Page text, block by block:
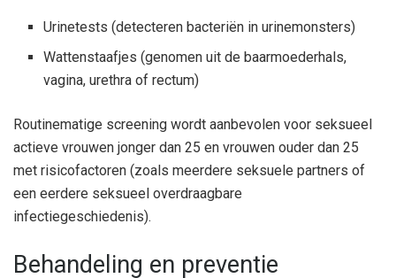
Urinetests (detecteren bacteriën in urinemonsters)
Wattenstaafjes (genomen uit de baarmoederhals,
vagina, urethra of rectum)
Routinematige screening wordt aanbevolen voor seksueel
actieve vrouwen jonger dan 25 en vrouwen ouder dan 25
met risicofactoren (zoals meerdere seksuele partners of
een eerdere seksueel overdraagbare
infectiegeschiedenis).
Behandeling en preventie